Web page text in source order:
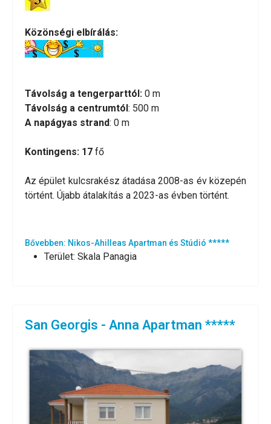
Közönségi elbírálás:
Távolság a tengerparttól: 0 m
Távolság a centrumtól: 500 m
A napágyas strand: 0 m
Kontingens: 17 fő
Az épület kulcsrakész átadása 2008-as év közepén
történt. Újabb átalakítás a 2023-as évben történt.
Bővebben: Nikos-Ahilleas Apartman és Stúdió *****
Terület: Skala Panagia
San Georgis - Anna Apartman *****